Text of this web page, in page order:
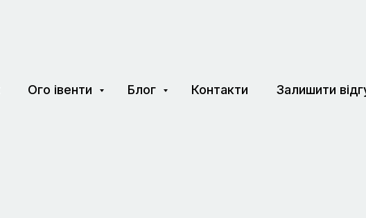
Ого івенти Блог Контакти Залишити